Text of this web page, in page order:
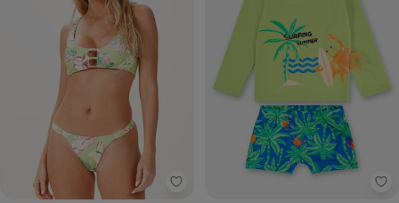
Outlet - Biquini Top (Verde)